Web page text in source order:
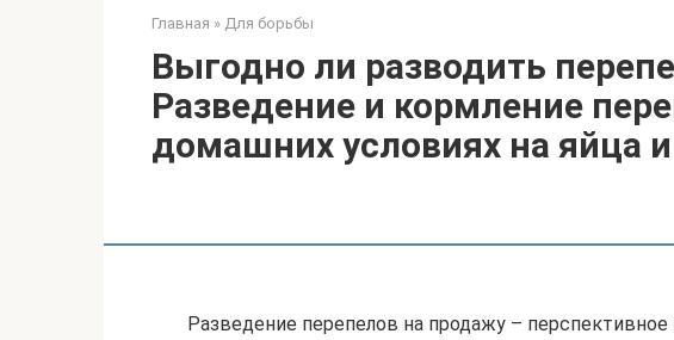
Главная » Для борьбы
Выгодно ли разводить
Разведение и кормление
домашних условиях на яйца
Разведение перепелов на продажу – перспективное